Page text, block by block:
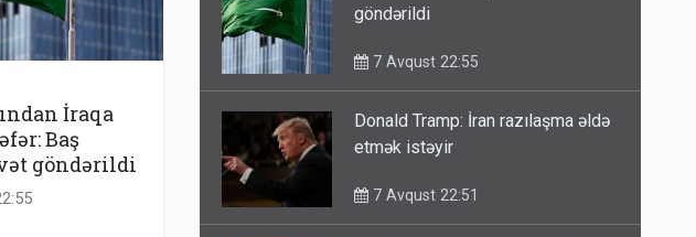
İraqa
Baş
göndərildi
göndərildi
7 Avqust 22:55
Donald Tramp: İran razılaşma əldə
etmək istəyir
7 Avqust 22:51